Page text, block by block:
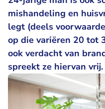
mishandeling en
legt (deels
op die variëren 20 tot
ook verdacht van
spreekt ze hiervan vrij.